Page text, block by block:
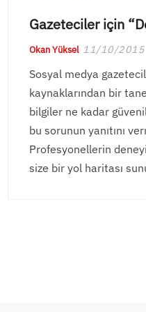
Gazeteciler için
Okan Yüksel 11/10/2015
Sosyal medya
kaynaklarından bir
bilgiler ne kadar
bu sorunun yanıtını
Profesyonellerin
size bir yol haritası